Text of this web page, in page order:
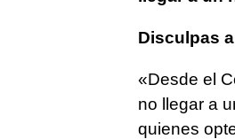
Disculpas
«Desde el
no llegar a
quienes